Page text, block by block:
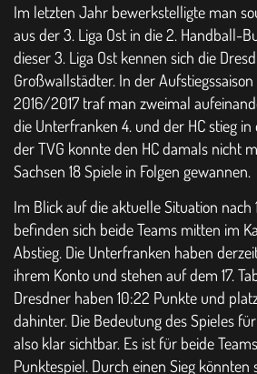
Im letzten Jahr bewerkstelligte man
aus der 3. Liga Ost in die 2. Handball-
dieser 3. Liga Ost kennen sich die
Großwallstädter. In der
2016/2017 traf man zweimal
die Unterfranken 4. und der HC stieg in
der TVG konnte den HC damals nicht
Sachsen 18 Spiele in Folgen gewannen.
Im Blick auf die aktuelle Situation nach
befinden sich beide Teams mitten im
Abstieg. Die Unterfranken haben derzeit
ihrem Konto und stehen auf dem 17.
Dresdner haben 10:22 Punkte und
dahinter. Die Bedeutung des Spieles
also klar sichtbar. Es ist für beide
Punktespiel. Durch einen Sieg könnten